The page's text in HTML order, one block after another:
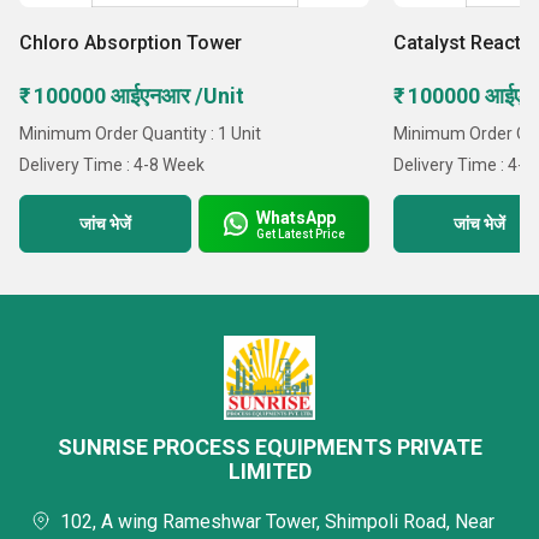
रिलायंस इंडस्ट्रीज़ लिमिटेड
जेनिथ लिमिटेड
सीमा हर्बल वर्क्स
गैलेक्सी सर्फैक्टेंट्स लिमिटेड
हमने हमेशा पूर्ण विश्वसनीय उत्पाद और सेवाएं प्रदान करने में विश्वास किया
है। हम निम्नलिखित एजेंसियों के तहत तीसरे पक्ष के निरीक्षण कार्य भी करते
श्रॉफ एंड एसोसिएट्स (इंजीनियरिंग) प्राइवेट लिमिटेड
अमेय इंजीनियर्स
चेम्प्रो इंस्पेक्शन प्राइवेट लिमिटेड
Chloro Absorption Tower
₹ 100000 आईएनआर /Unit
Minimum Order Quantity : 1 Unit
Delivery Time : 4-8 Week
जांच भेजें WhatsApp
Get Latest Price
Catalyst
₹ 100000
Minimum Order
Delivery Time : 4-8
जांच भेजें
SUNRISE PROCESS EQUIPMENTS PRIVATE
LIMITED
102, A wing Rameshwar Tower, Shimpoli Road, Near